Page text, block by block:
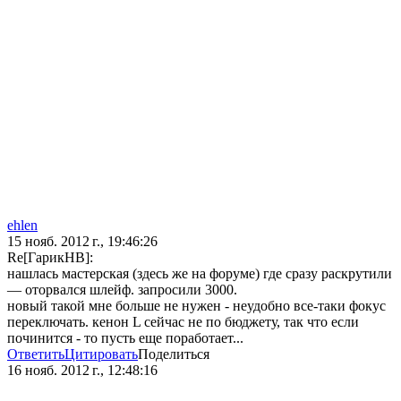
ehlen
15 нояб. 2012 г., 19:46:26
Re[ГарикНВ]:
нашлась мастерская (здесь же на форуме) где сразу раскрутили
— оторвался шлейф. запросили 3000.
новый такой мне больше не нужен - неудобно все-таки фокус
переключать. кенон L сейчас не по бюджету, так что если
починится - то пусть еще поработает...
ОтветитьЦитироватьПоделиться
16 нояб. 2012 г., 12:48:16